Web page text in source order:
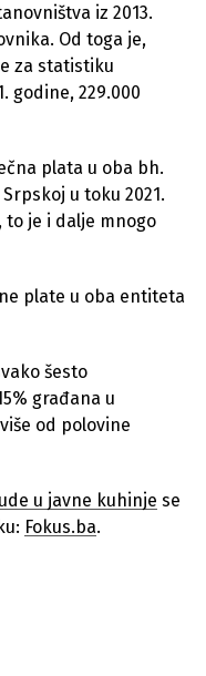
iz 2013.
Od toga je,
za statistiku
godine, 229.000
plata u oba bh.
u toku 2021.
to je i dalje mnogo
plate u oba entiteta
šesto
građana u
od polovine
u javne kuhinje se
Fokus.ba.